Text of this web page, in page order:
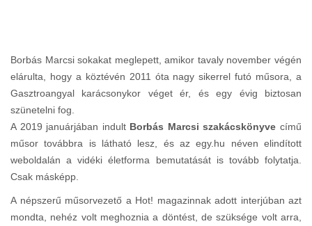
Borbás Marcsi sokakat meglepett, amikor tavaly november végén
elárulta, hogy a köztévén 2011 óta nagy sikerrel futó műsora, a
Gasztroangyal karácsonykor véget ér, és egy évig biztosan
szünetelni fog.
A 2019 januárjában indult Borbás Marcsi szakácskönyve című
műsor továbbra is látható lesz, és az egy.hu néven elindított
weboldalán a vidéki életforma bemutatását is tovább folytatja.
Csak másképp.
A népszerű műsorvezető a Hot! magazinnak adott interjúban azt
mondta, nehéz volt meghoznia a döntést, de szüksége volt arra,